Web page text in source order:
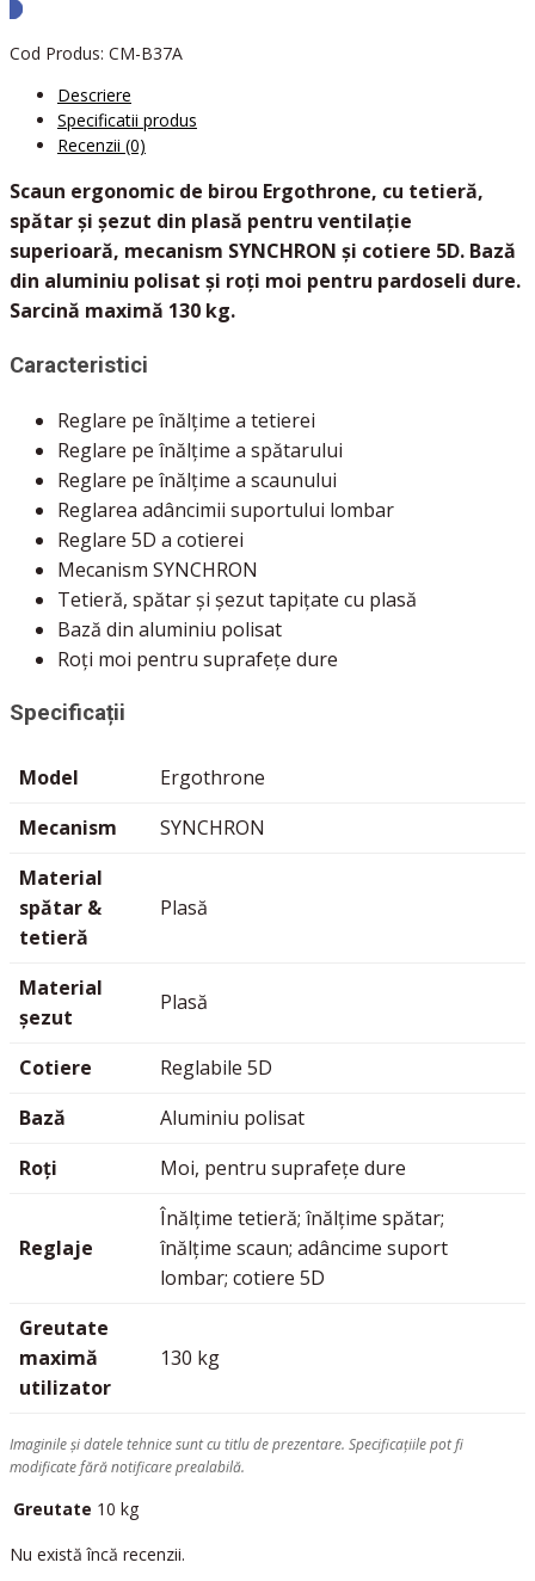
Cod Produs: CM-B37A
Descriere
Specificatii produs
Recenzii (0)
Scaun ergonomic de birou Ergothrone, cu tetieră,
spătar și șezut din plasă pentru ventilație
superioară, mecanism SYNCHRON și cotiere 5D. Bază
din aluminiu polisat și roți moi pentru pardoseli dure.
Sarcină maximă 130 kg.
Caracteristici
Reglare pe înălțime a tetierei
Reglare pe înălțime a spătarului
Reglare pe înălțime a scaunului
Reglarea adâncimii suportului lombar
Reglare 5D a cotierei
Mecanism SYNCHRON
Tetieră, spătar și șezut tapițate cu plasă
Bază din aluminiu polisat
Roți moi pentru suprafețe dure
Specificații
Model
Ergothrone
Mecanism
SYNCHRON
Material
spătar &
tetieră
Plasă
Material
șezut
Plasă
Cotiere
Reglabile 5D
Bază
Aluminiu polisat
Roți
Moi, pentru suprafețe dure
Reglaje
Înălțime tetieră; înălțime spătar;
înălțime scaun; adâncime suport
lombar; cotiere 5D
Greutate
maximă
utilizator
130 kg
Imaginile și datele tehnice sunt cu titlu de prezentare. Specificațiile pot fi
modificate fără notificare prealabilă.
Greutate 10 kg
Nu există încă recenzii.